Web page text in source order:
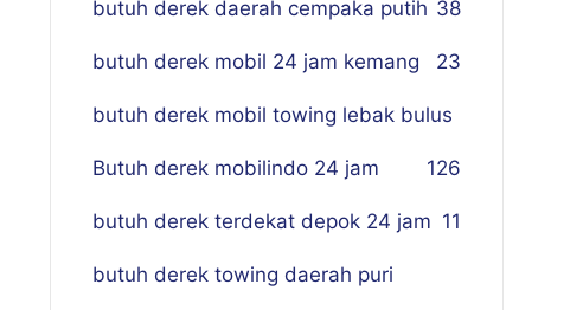
butuh derek daerah cempaka putih 38
butuh derek mobil 24 jam kemang 23
butuh derek mobil towing lebak bulus
26
Butuh derek mobilindo 24 jam 1
butuh derek terdekat depok 24 jam 11
butuh derek towing daerah puri